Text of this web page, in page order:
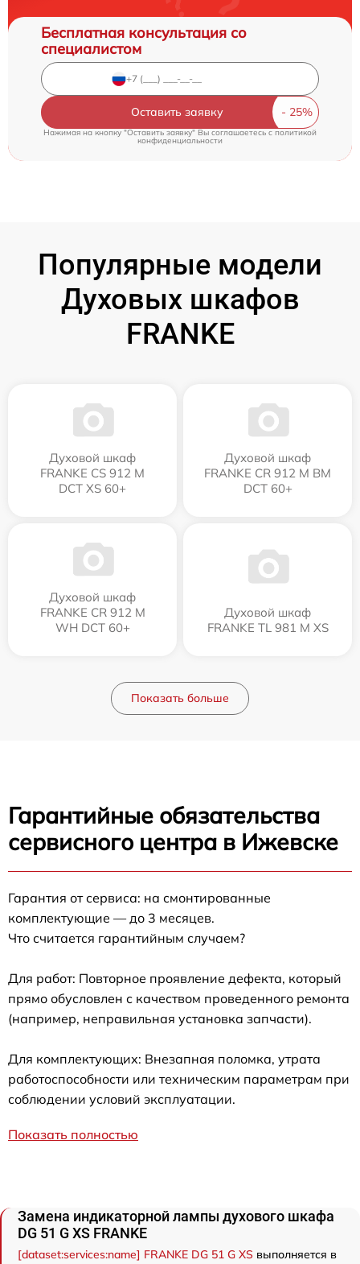
Бесплатная консультация со
специалистом
Оставить заявку
Нажимая на кнопку "Оставить заявку" Вы соглашаетесь cполитикой
конфиденциальности
Популярные модели
Духовых шкафов
FRANKE
Духовой шкаф
FRANKE CS 912 M
DCT XS 60+
Духовой шкаф
FRANKE CR 912 M BM
DCT 60+
Духовой шкаф
FRANKE CR 912 M
WH DCT 60+
Духовой шкаф
FRANKE TL 981 M XS
Показать больше
Гарантийные обязательства
сервисного центра в Ижевске
Гарантия от сервиса: на смонтированные
комплектующие — до 3 месяцев.
Что считается гарантийным случаем?
Для работ: Повторное проявление дефекта, который
прямо обусловлен с качеством проведенного ремонта
(например, неправильная установка запчасти).
Для комплектующих: Внезапная поломка, утрата
работоспособности или техническим параметрам при
соблюдении условий эксплуатации.
Показать полностью
Замена индикаторной лампы духового шкафа
DG 51 G XS FRANKE
[dataset:services:name] FRANKE DG 51 G XS выполняется в